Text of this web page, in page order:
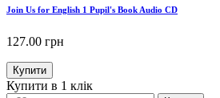
Join Us for English 1 Pupil's Book Audio CD
127.00 грн
Купити
Купити в 1 клік